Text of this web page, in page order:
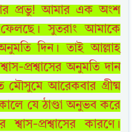
প্রভু! আমার এক অংশ
সুতরাং আমাকে
অনুমতি দিন। তাই আল্লাহ
প্রশ্বাসের অনুমতি দান
আরেকবার গ্রীষ্ম
যে ঠাণ্ডা অনুভব করে
শ্বাস-প্রশ্বাসের কারণে।